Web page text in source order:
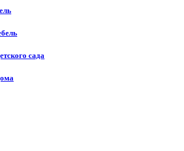
сада